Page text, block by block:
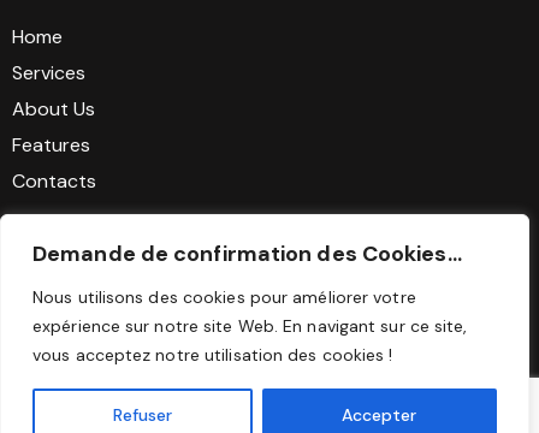
Demande de confirmation des Cookies...
Nous utilisons des cookies pour améliorer votre
expérience sur notre site Web. En navigant sur ce site,
vous acceptez notre utilisation des cookies !
Refuser Accepter
Home
Services
About Us
Features
Contacts
Get In Touch